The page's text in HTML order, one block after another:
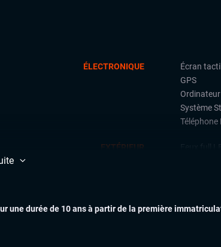
ÉLECTRONIQUE
Écran
GPS
Système
EXTÉRIEUR
INTÉRIEUR
Accoudoir
une durée de 10 ans à partir de la première